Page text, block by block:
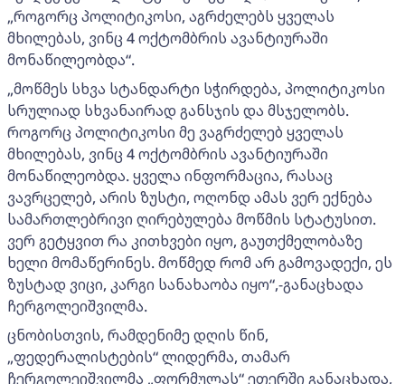
„როგორც პოლიტიკოსი, აგრძელებს ყველას
მხილებას, ვინც 4 ოქტომბრის ავანტიურაში
მონაწილეობდა“.
„მოწმეს სხვა სტანდარტი სჭირდება, პოლიტიკოსი
სრულიად სხვანაირად განსჯის და მსჯელობს.
როგორც პოლიტიკოსი მე ვაგრძელებ ყველას
მხილებას, ვინც 4 ოქტომბრის ავანტიურაში
მონაწილეობდა. ყველა ინფორმაცია, რასაც
ვავრცელებ, არის ზუსტი, ოღონდ ამას ვერ ექნება
სამართლებრივი ღირებულება მოწმის სტატუსით.
ვერ გეტყვით რა კითხვები იყო, გაუთქმელობაზე
ხელი მომაწერინეს. მოწმედ რომ არ გამოვადექი, ეს
ზუსტად ვიცი, კარგი სანახაობა იყო“,-განაცხადა
ჩერგოლეიშვილმა.
ცნობისთვის, რამდენიმე დღის წინ,
„ფედერალისტების“ ლიდერმა, თამარ
ჩერგოლეიშვილმა „ფორმულას“ ეთერში განაცხადა,